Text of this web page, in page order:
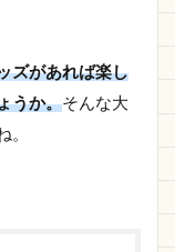
ズがあれば楽し
うか。そんな大